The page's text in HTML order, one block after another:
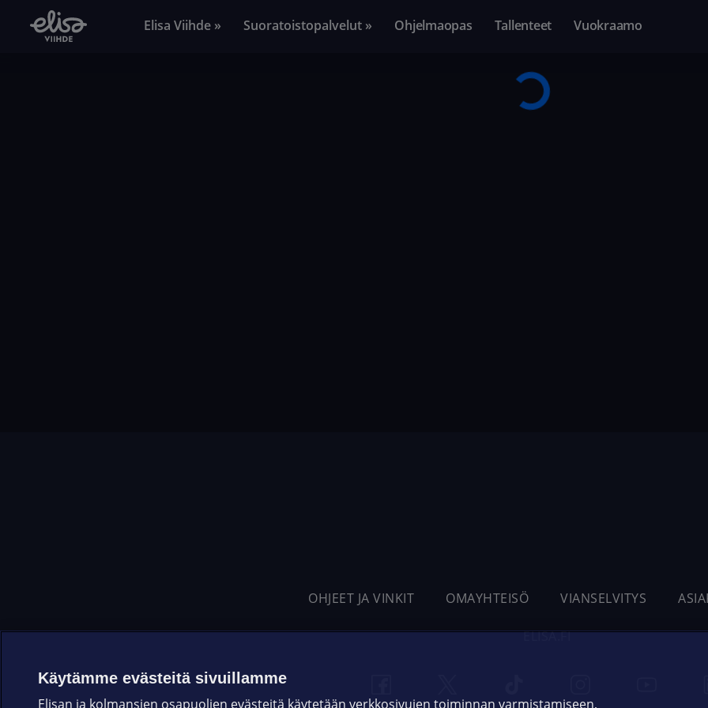
Elisa Viihde » Suoratoistopalvelut » Ohjelmaopas Tallenteet Vuokraamo
OHJEET JA VINKIT OMAYHTEISÖ VIANSELVITYS
ELISA.FI
Käytämme evästeitä sivuillamme
Elisan ja kolmansien osapuolien evästeitä käytetään verkkosivujen toiminnan varmistamiseen,